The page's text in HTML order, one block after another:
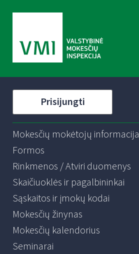
Prisijungti
Mokesčių mokėtojų informacija
Formos
Rinkmenos / Atviri duomenys
Skaičiuoklės ir pagalbininkai
Sąskaitos ir įmokų kodai
Mokesčių žinynas
Mokesčių kalendorius
Seminarai